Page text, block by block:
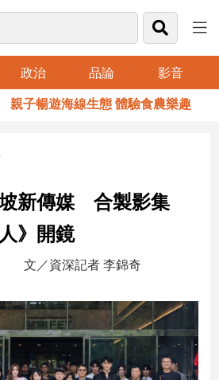
政治 品論 影音
暢遊海線生態 體驗食農樂趣
新傳媒 合製影集
》開鏡
文／資深記者 李錦奇